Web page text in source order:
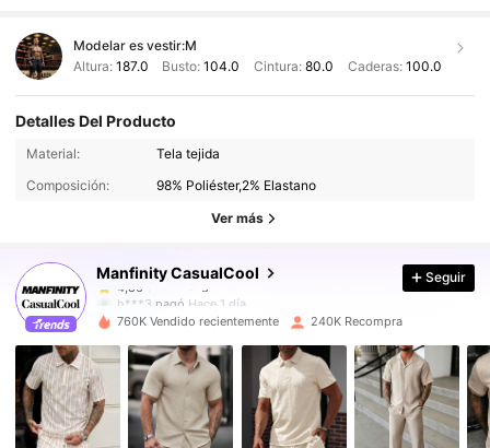
Modelar es vestir:M
Altura: 187.0 Busto:104.0 Cintura: 80.0 Caderas: 100.0
Detalles Del Producto
Material:
Tela tejida
Composición:
98% Poliéster,2% Elastano
Ver más
Manfinity CasualCool
169K Seguidores
4,86
169K Seguidores
h***3
pagó Hace 1 día
4,86 169K Seguidores
4,86 169K Seguidores
Seguir
760K Vendido recientemente 240K Recompra